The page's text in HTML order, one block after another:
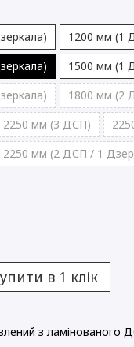
1200 мм (1
1500 мм (1
1800 мм (2
2250 мм (3 ДСП)
2250 мм (2 ДСП / 1
в 1 клік
з